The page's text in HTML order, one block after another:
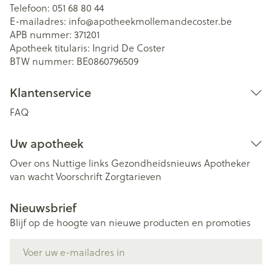
Telefoon: 051 68 80 44
E-mailadres: info@apotheekmollemandecoster.be
APB nummer: 371201
Apotheek titularis: Ingrid De Coster
BTW nummer: BE0860796509
Klantenservice
FAQ
Uw apotheek
Over ons Nuttige links Gezondheidsnieuws Apotheker
van wachtVoorschriftZorgtarieven
Nieuwsbrief
Blijf op de hoogte van nieuwe producten en promoties